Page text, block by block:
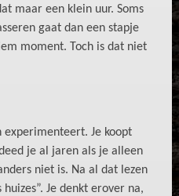
maar een klein uur. Soms
gaat dan een stapje
moment. Toch is dat niet
experimenteert. Je koopt
je al jaren als je alleen
niet is. Na al dat lezen
Je denkt erover na,